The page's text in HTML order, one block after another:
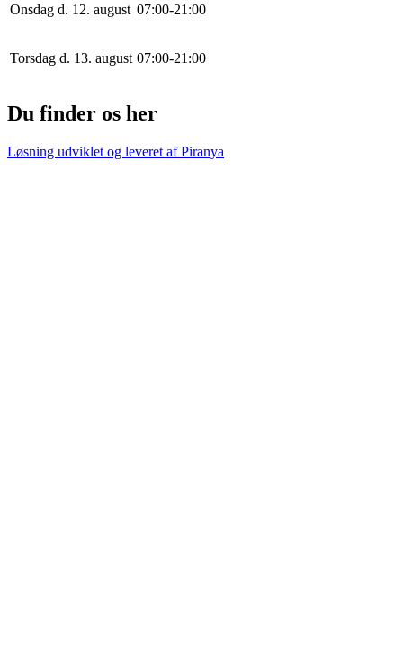
Onsdag d. 12. august 07:00-21 :00
Torsdag d. 13. august 07:00-21 :00
Du finder os her
Løsning udviklet og leveret afPiranya